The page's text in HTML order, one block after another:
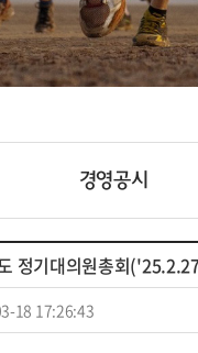
경영공시
정기대의원총회
18 17:26:43